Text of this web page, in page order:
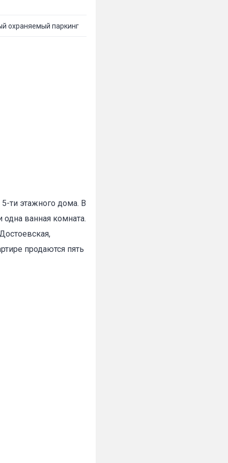
охраняемый паркинг
ти этажного дома. В
ванная комната.
продаются пять